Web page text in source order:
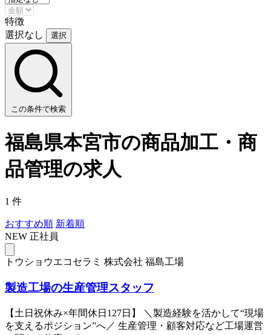
特徴
選択なし
選択
この条件で検索
福島県本宮市の商品加工・商
品管理の求人
1 件
おすすめ順 新着順
NEW 正社員
トウショウエコセラミ 株式会社 福島工場
製造工場の生産管理スタッフ
【土日祝休み×年間休日127日】 ＼製造経験を活かして“現場
を支えるポジション”へ／ 生産管理・顧客対応など工場運営